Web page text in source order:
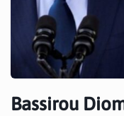
Bassirou